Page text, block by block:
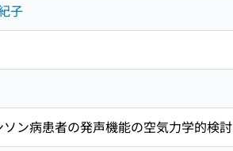
子
ソン病患者の発声機能の空気力学的検討